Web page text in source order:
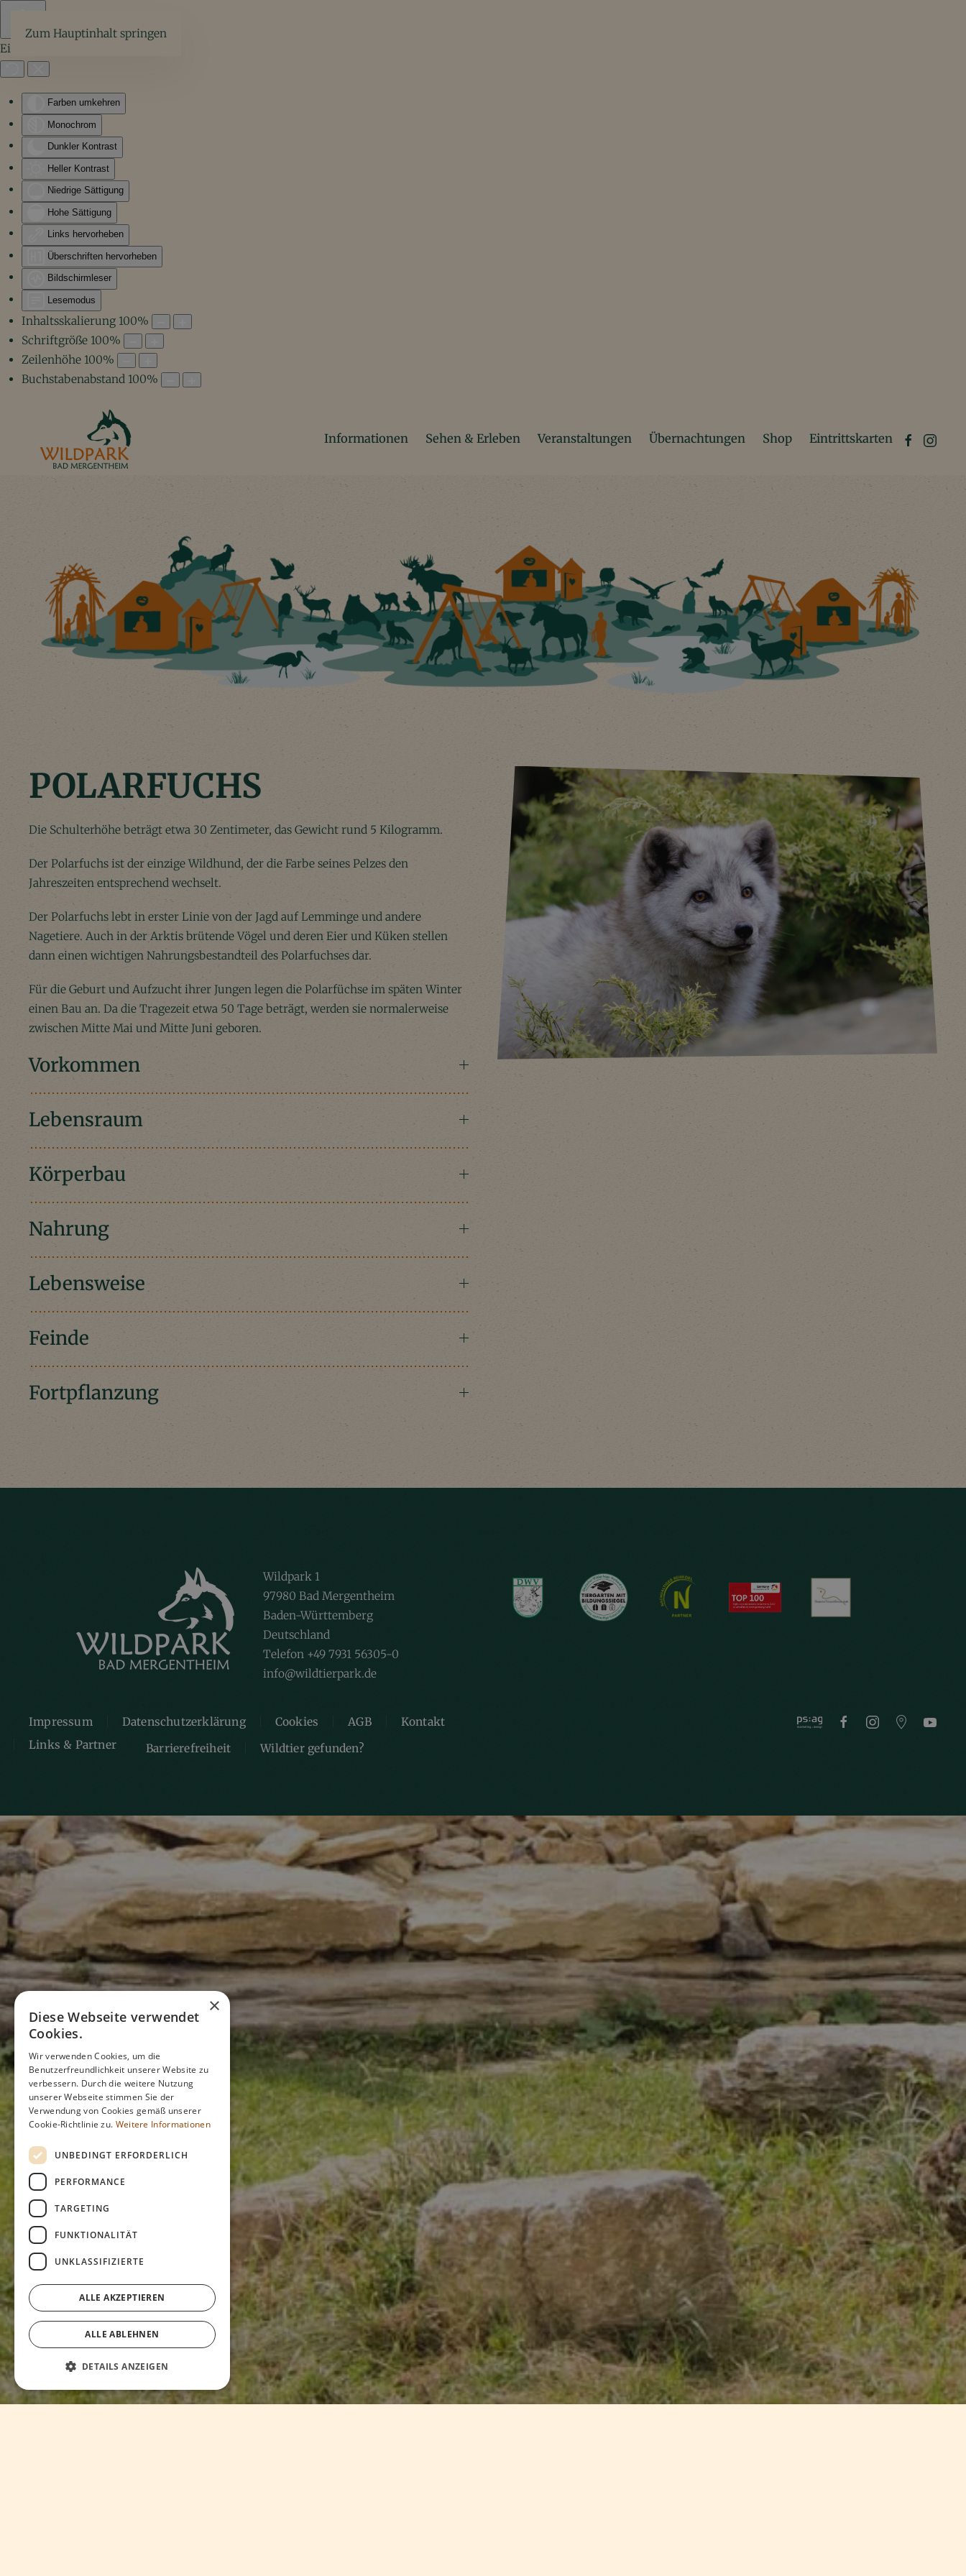
Eingabehilfen öffnen
Farben umkehren
Monochrom
Dunkler Kontrast
Heller Kontrast
Niedrige Sättigung
Hohe Sättigung
Links hervorheben
Überschriften hervorheben
Bildschirmleser
Lesemodus
Inhaltsskalierung 100%
Schriftgröße 100%
Zeilenhöhe 100%
Buchstabenabstand 100%
Zum Hauptinhalt springen
Informationen Sehen & Erleben Veranstaltungen Übernachtungen Shop Eintrittskarten
POLARFUCHS
Die Schulterhöhe beträgt etwa 30 Zentimeter, das Gewicht rund 5 Kilogramm.
Der Polarfuchs ist der einzige Wildhund, der die Farbe seines Pelzes den
Jahreszeiten entsprechend wechselt.
Der Polarfuchs lebt in erster Linie von der Jagd auf Lemminge und andere
Nagetiere. Auch in der Arktis brütende Vögel und deren Eier und Küken stellen
dann einen wichtigen Nahrungsbestandteil des Polarfuchses dar.
Für die Geburt und Aufzucht ihrer Jungen legen die Polarfüchse im späten Winter
einen Bau an. Da die Tragezeit etwa 50 Tage beträgt, werden sie normalerweise
zwischen Mitte Mai und Mitte Juni geboren.
Vorkommen
Lebensraum
Körperbau
Nahrung
Lebensweise
Feinde
Fortpflanzung
Wildpark 1
97980 Bad Mergentheim
Baden-Württemberg
Deutschland
Telefon +49 7931 56305-0
info@wildtierpark.de
Impressum Datenschutzerklärung Cookies AGB
Kontakt
Links & Partner
Barrierefreiheit Wildtier gefunden?
×
Diese Webseite verwendet
Cookies.
Wir verwenden Cookies, um die
Benutzerfreundlichkeit unserer Website zu
verbessern. Durch die weitere Nutzung
unserer Webseite stimmen Sie der
Verwendung von Cookies gemäß unserer
Cookie-Richtlinie zu. Weitere Informationen
UNBEDINGT ERFORDERLICH
PERFORMANCE
TARGETING
FUNKTIONALITÄT
UNKLASSIFIZIERTE
ALLE AKZEPTIEREN
ALLE ABLEHNEN
DETAILS ANZEIGEN